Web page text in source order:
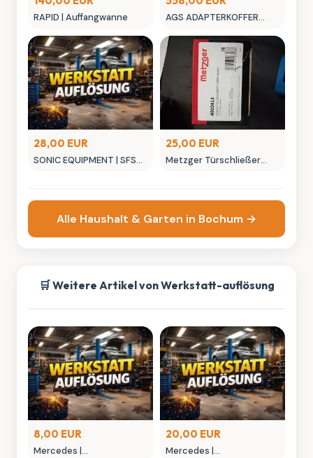
RAPID | Auffangwanne
AGS ADAPTERKOFFER
28,00 EUR
SONIC EQUIPMENT | SFS
25,00 EUR
Metzger Türschließer
Alle Haushalt & Garten in Bochum →
🛒 Weitere Artikel von Werkstatt-auflösung
8,00 EUR
Mercedes |
20,00 EUR
Mercedes |